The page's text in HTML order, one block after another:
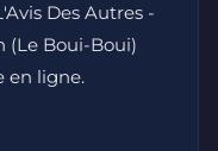
Des Autres -
(Le Boui-Boui)
en ligne.